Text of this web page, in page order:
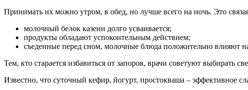
Принимать их можно утром, в обед, но лучше всего на ночь. Это
молочный белок казеин долго усваивается;
продукты обладают успокоительным действием;
съеденные перед сном, молочные блюда положительно влияют
Тем, кто старается избавиться от запоров, врачи советуют выбирать
Известно, что суточный кефир, йогурт, простокваша – эффективное